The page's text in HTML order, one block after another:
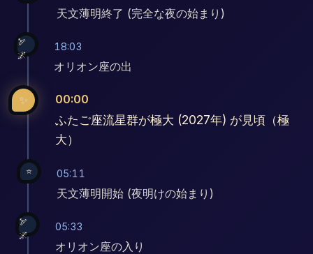
天文薄明終了 (完全な夜の始まり)
🏹
🌌
18:03
オリオン座の出
✨ 00:00
ふたご座流星群が極大 (2027年) が見頃（極
大）
⭐ 05:11
天文薄明開始 (夜明けの始まり)
🏹
🌌
05:33
オリオン座の入り